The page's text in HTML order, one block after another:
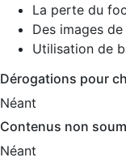
La perte du
Des images
Utilisation de
Dérogations pour
Néant
Contenus non
Néant